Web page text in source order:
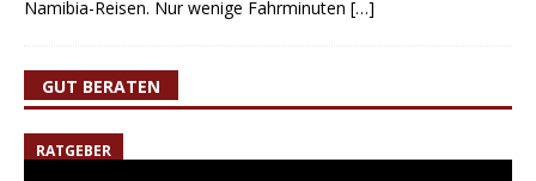
Namibia-Reisen. Nur wenige Fahrminuten […]
GUT BERATEN
RATGEBER